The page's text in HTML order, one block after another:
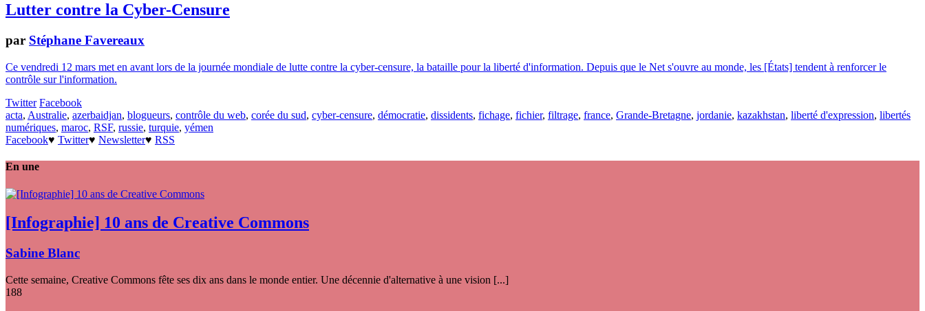
Lutter contre la Cyber-Censure
par Stéphane Favereaux
Ce vendredi 12 mars met en avant lors de la journée mondiale de lutte contre la cyber-censure, la bataille pour la liberté d'information. Depuis que le Net s'ouvre au monde, les [États] tendent à renforcer le
contrôle sur l'information.
Twitter Facebook
acta, Australie, azerbaidjan, blogueurs, contrôle du web, corée du sud, cyber-censure, démocratie, dissidents, fichage, fichier, filtrage, france, Grande-Bretagne, jordanie, kazakhstan, liberté d'expression, libertés
numériques, maroc, RSF, russie, turquie, yémen
Facebook♥ Twitter♥ Newsletter♥ RSS
En une
[Infographie] 10 ans de Creative Commons
Sabine Blanc
Cette semaine, Creative Commons fête ses dix ans dans le monde entier. Une décennie d'alternative à une vision [...]
188